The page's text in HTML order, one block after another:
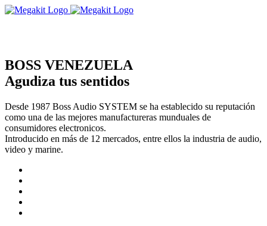
BOSS VENEZUELA
Agudiza tus sentidos
Desde 1987 Boss Audio SYSTEM se ha establecido su reputación
como una de las mejores manufactureras munduales de
consumidores electronicos.
Introducido en más de 12 mercados, entre ellos la industria de audio,
video y marine.